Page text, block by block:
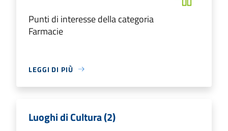
Punti di interesse della categoria
Farmacie
LEGGI DI PIÙ
Luoghi di Cultura (2)